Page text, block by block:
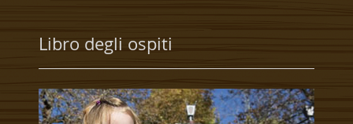
Libro degli ospiti